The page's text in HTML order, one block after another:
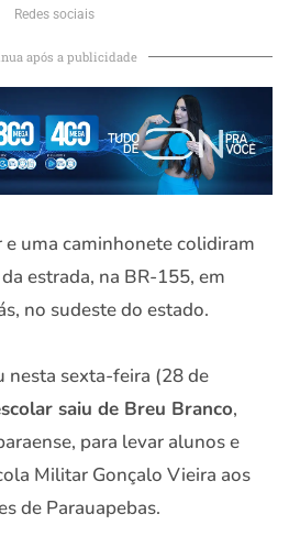
Redes sociais
após a publicidade
e uma caminhonete colidiram
estrada, na BR-155, em
no sudeste do estado.
nesta sexta-feira (28 de
saiu de Breu Branco,
para levar alunos e
Militar Gonçalo Vieira aos
de Parauapebas.